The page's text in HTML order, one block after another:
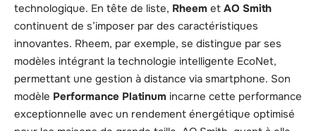
technologique. En tête de liste, Rheem et AO Smith
continuent de s’imposer par des caractéristiques
innovantes. Rheem, par exemple, se distingue par ses
modèles intégrant la technologie intelligente EcoNet,
permettant une gestion à distance via smartphone. Son
modèle Performance Platinum incarne cette performance
exceptionnelle avec un rendement énergétique optimisé